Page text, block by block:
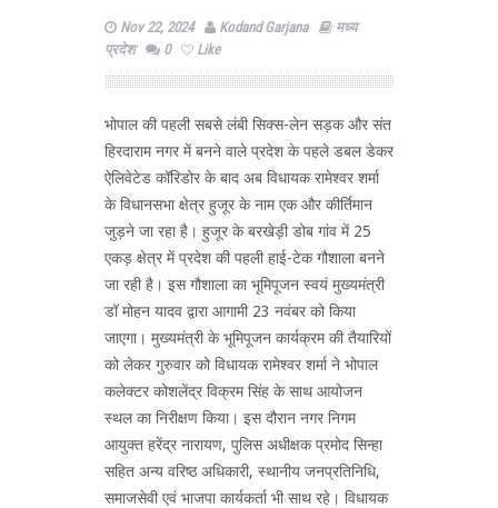
Nov 22, 2024 Kodand Garjana
मध्य
प्रदेश
0 Like
भोपाल की पहली सबसे लंबी सिक्स-लेन सड़क और संत
हिरदाराम नगर में बनने वाले प्रदेश के पहले डबल डेकर
ऐलिवेटेड कॉरिडोर के बाद अब विधायक रामेश्वर शर्मा
के विधानसभा क्षेत्र हुजूर के नाम एक और कीर्तिमान
जुड़ने जा रहा है। हुजूर के बरखेड़ी डोब गांव में 25
एकड़ क्षेत्र में प्रदेश की पहली हाई-टेक गौशाला बनने
जा रही है। इस गौशाला का भूमिपूजन स्वयं मुख्यमंत्री
डॉ मोहन यादव द्वारा आगामी 23 नवंबर को किया
जाएगा। मुख्यमंत्री के भूमिपूजन कार्यक्रम की तैयारियों
को लेकर गुरुवार को विधायक रामेश्वर शर्मा ने भोपाल
कलेक्टर कोशलेंद्र विक्रम सिंह के साथ आयोजन
स्थल का निरीक्षण किया। इस दौरान नगर निगम
आयुक्त हरेंद्र नारायण, पुलिस अधीक्षक प्रमोद सिन्हा
सहित अन्य वरिष्ठ अधिकारी, स्थानीय जनप्रतिनिधि,
समाजसेवी एवं भाजपा कार्यकर्ता भी साथ रहे। विधायक